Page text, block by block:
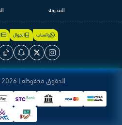
المدونة
واتساب الجوال
الحقوق محفوظة | 2026